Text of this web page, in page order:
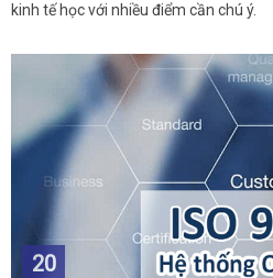
kinh tế học với nhiều điểm cần chú ý.
20